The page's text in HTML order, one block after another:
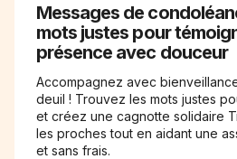
Messages de
mots justes pour
présence avec douceur
Accompagnez avec
deuil ! Trouvez les mots justes
et créez une cagnotte solidaire
les proches tout en aidant une
et sans frais.